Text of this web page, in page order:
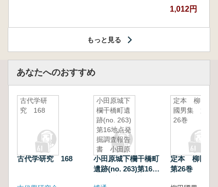
1,012円
もっと見る
あなたへのおすすめ
古代学研
究 168
古代学研究 168
小田原城下
欄干橋町遺
跡(no. 263)
第16地点発
掘調査報告
書 小田原
市本町四丁
目21番1の
小田原城下欄干橋町
遺跡(no. 263)第16地
定本 柳田
國男集 第
26巻
定本 柳田
第26巻